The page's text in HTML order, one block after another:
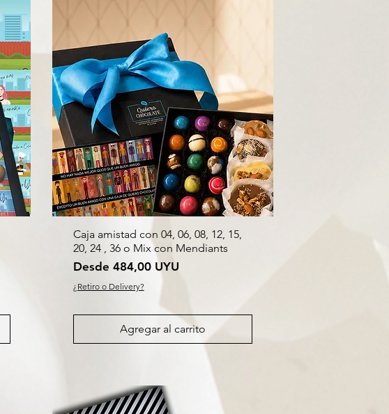
Caja amistad con 04, 06, 08, 12, 15,
20, 24 , 36 o Mix con Mendiants
Desde 484,00 UYU
Precio de oferta
¿Retiro o Delivery?
Agregar al carrito